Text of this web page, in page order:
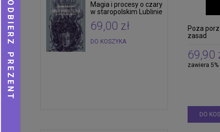
Magia i procesy o czary
w staropolskim Lublinie
69,00 zł
DO KOSZYKA
Poza
zasad
69,90
zawiera
DO